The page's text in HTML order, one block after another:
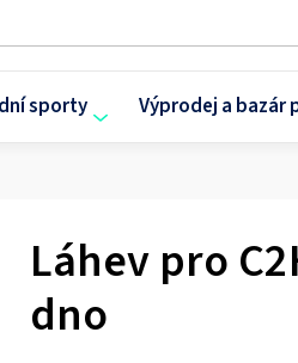
sporty Výprodej a bazár
Láhev pro
dno